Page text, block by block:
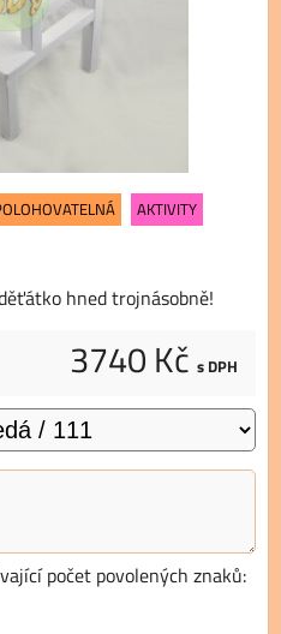
AKTIVITY
hned trojnásobně!
3740 Kč s DPH
počet povolených znaků: